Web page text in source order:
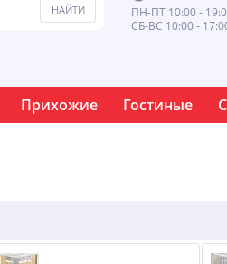
ПН-ПТ 10:00 -
СБ-ВС 10:00 -
Прихожие Гостиные